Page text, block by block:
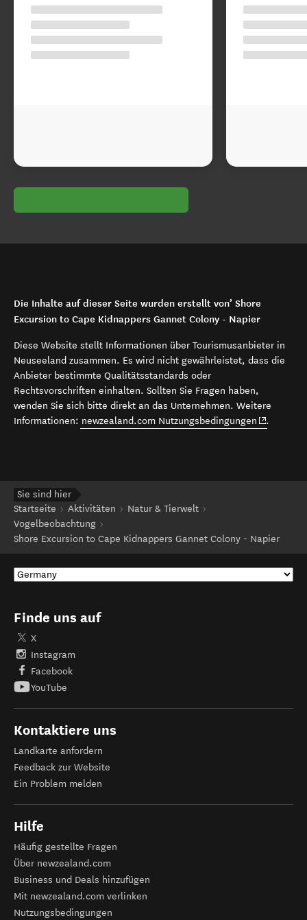
Die Inhalte auf dieser Seite wurden erstellt von’ Shore
Excursion to Cape Kidnappers Gannet Colony - Napier
Diese Website stellt Informationen über Tourismusanbieter in
Neuseeland zusammen. Es wird nicht gewährleistet, dass die
Anbieter bestimmte Qualitätsstandards oder
Rechtsvorschriften einhalten. Sollten Sie Fragen haben,
wenden Sie sich bitte direkt an das Unternehmen. Weitere
Informationen: newzealand.com Nutzungsbedingungen (opens in
.
Sie sind hier
Startseite
Aktivitäten
Natur & Tierwelt
Vogelbeobachtung
Shore Excursion to Cape Kidnappers Gannet Colony - Napier
Finde uns auf
X
Instagram
Facebook
YouTube
Kontaktiere uns
Landkarte anfordern
Feedback zur Website
Ein Problem melden
Hilfe
Häufig gestellte Fragen
Über newzealand.com
Business und Deals hinzufügen
Mit newzealand.com verlinken
Nutzungsbedingungen